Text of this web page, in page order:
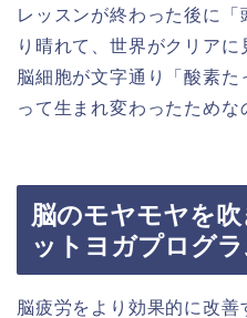
レッスンが終わった後に
り晴れて、世界がクリアに
脳細胞が文字通り「酸素
って生まれ変わったためな
脳のモヤモヤを
ットヨガプログ
脳疲労をより効果的に改